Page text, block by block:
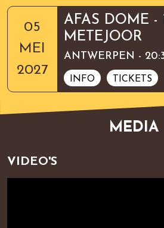
05
MEI
2027
AFAS DOME -
METEJOOR
ANTWERPEN -
INFO TICKETS
MEDIA
VIDEO'S